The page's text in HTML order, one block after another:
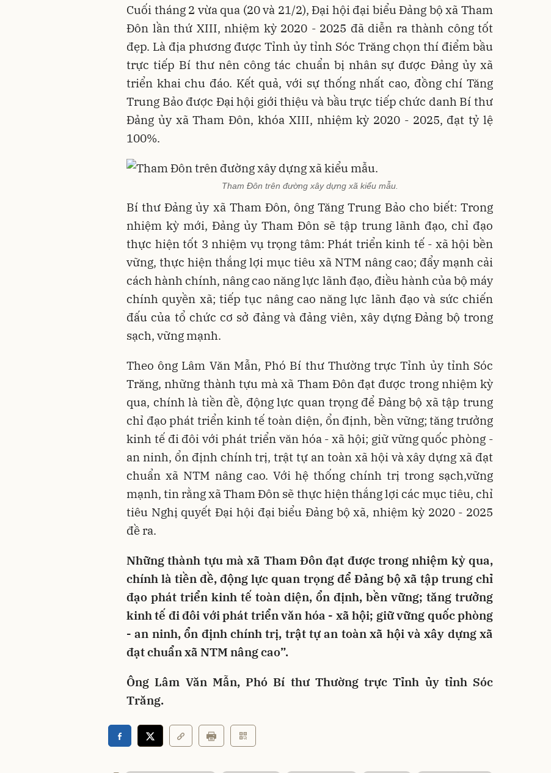
Cuối tháng 2 vừa qua (20 và 21/2), Đại hội đại biểu Đảng bộ xã Tham
Đôn lần thứ XIII, nhiệm kỳ 2020 - 2025 đã diễn ra thành công tốt
đẹp. Là địa phương được Tỉnh ủy tỉnh Sóc Trăng chọn thí điểm bầu
trực tiếp Bí thư nên công tác chuẩn bị nhân sự được Đảng ủy xã
triển khai chu đáo. Kết quả, với sự thống nhất cao, đồng chí Tăng
Trung Bảo được Đại hội giới thiệu và bầu trực tiếp chức danh Bí thư
Đảng ủy xã Tham Đôn, khóa XIII, nhiệm kỳ 2020 - 2025, đạt tỷ lệ
100%.
Tham Đôn trên đường xây dựng xã kiểu mẫu.
Bí thư Đảng ủy xã Tham Đôn, ông Tăng Trung Bảo cho biết: Trong
nhiệm kỳ mới, Đảng ủy Tham Đôn sẽ tập trung lãnh đạo, chỉ đạo
thực hiện tốt 3 nhiệm vụ trọng tâm: Phát triển kinh tế - xã hội bền
vững, thực hiện thắng lợi mục tiêu xã NTM nâng cao; đẩy mạnh cải
cách hành chính, nâng cao năng lực lãnh đạo, điều hành của bộ máy
chính quyền xã; tiếp tục nâng cao năng lực lãnh đạo và sức chiến
đấu của tổ chức cơ sở đảng và đảng viên, xây dựng Đảng bộ trong
sạch, vững mạnh.
Theo ông Lâm Văn Mẫn, Phó Bí thư Thường trực Tỉnh ủy tỉnh Sóc
Trăng, những thành tựu mà xã Tham Đôn đạt được trong nhiệm kỳ
qua, chính là tiền đề, động lực quan trọng để Đảng bộ xã tập trung
chỉ đạo phát triển kinh tế toàn diện, ổn định, bền vững; tăng trưởng
kinh tế đi đôi với phát triển văn hóa - xã hội; giữ vững quốc phòng -
an ninh, ổn định chính trị, trật tự an toàn xã hội và xây dựng xã đạt
chuẩn xã NTM nâng cao. Với hệ thống chính trị trong sạch,vững
mạnh, tin rằng xã Tham Đôn sẽ thực hiện thắng lợi các mục tiêu, chỉ
tiêu Nghị quyết Đại hội đại biểu Đảng bộ xã, nhiệm kỳ 2020 - 2025
đề ra.
Những thành tựu mà xã Tham Đôn đạt được trong nhiệm kỳ qua,
chính là tiền đề, động lực quan trọng để Đảng bộ xã tập trung chỉ
đạo phát triển kinh tế toàn diện, ổn định, bền vững; tăng trưởng
kinh tế đi đôi với phát triển văn hóa - xã hội; giữ vững quốc phòng
- an ninh, ổn định chính trị, trật tự an toàn xã hội và xây dựng xã
đạt chuẩn xã NTM nâng cao”.
Ông Lâm Văn Mẫn, Phó Bí thư Thường trực Tỉnh ủy tỉnh Sóc
Trăng.